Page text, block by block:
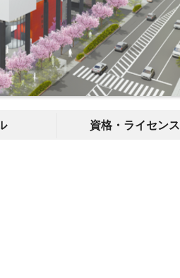
資格・ライセンス